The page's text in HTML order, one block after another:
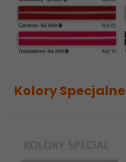
Kolory Specjalne